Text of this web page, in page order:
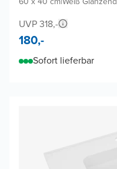
UVP 318,-
180,-
Sofort lieferbar